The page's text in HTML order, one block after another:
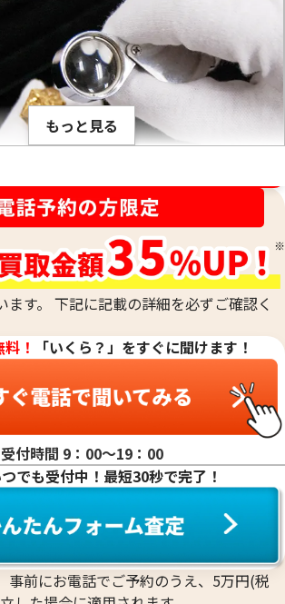
属はそれぞれ固有の比重値を持っていま
が生活している場所で(常温、常圧で)その
ートル当りの重量のことをいいます。(※
サイの目状に切った時のその重さ) 1立方セ
何グラムかは、金属ごとに異なり、K18や
かの貴金属を混ぜ合わせて作った合金
が解っているので比重が計算出来ます。こ
やインゴットなど、水に浸すことができ
常に正確に測定する際に用います。最終的
の科学的なデータに加えて、査定士が持つ
合的に判断して算出されます。
からないお品物や、他の素材のお品物
金のお品物、低純度のお品物も、当社の
に測定し、その場で価値を判定いたしま
難しい」と断られてしまったお品物も、諦
い。おたからやでは、確かな鑑定力で、
かなかったお品物にも、思わぬ価値が見
ん。どのような貴金属でも、お気軽にお
もっと見る
ます。 下記に記載の詳細を必ずご確認く
！
「いくら？」をすぐに聞けます！
受付時間 9：00〜19：00
でも受付中！最短30秒で完了！
前にお電話でご予約のうえ、5万円(税